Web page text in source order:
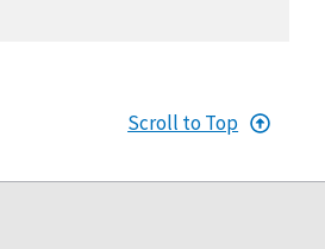
Scroll to Top